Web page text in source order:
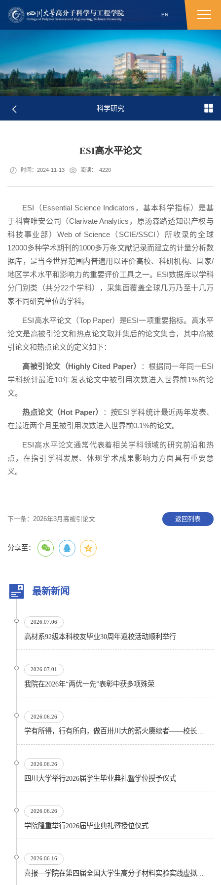
EN
科学研究
ESI高水平论文
时间：2024-11-13 阅读： 4220
ESI（Essential Science Indicators，基本科学指标）是基
于科睿唯安公司（Clarivate Analytics，原汤森路透知识产权与
科技事业部）Web of Science（SCIE/SSCI）所收录的全球
12000多种学术期刊的1000多万条文献记录而建立的计量分析数
据库，是当今世界范围内普遍用以评价高校、科研机构、国家/
地区学术水平和影响力的重要评价工具之一。ESI数据库以学科
分门别类（共分22个学科），采集面覆盖全球几万乃至十几万
家不同研究单位的学科。
ESI高水平论文（Top Paper）是ESI一项重要指标。高水平
论文是高被引论文和热点论文取并集后的论文集合，其中高被
引论文和热点论文的定义如下：
高被引论文（Highly Cited Paper）
：根据同一年同一ESI
学科统计最近10年发表论文中被引用次数进入世界前1%的论
文。
热点论文（Hot Paper）
：按ESI学科统计最近两年发表、
在最近两个月里被引用次数进入世界前0.1%的论文。
ESI高水平论文通常代表着相关学科领域的研究前沿和热
点，在指引学科发展、体现学术成果影响力方面具有重要意
义。
下一条： 2026年3月高被引论文 返回列表
分享至：
最新新闻
2026.07.06
高材系92级本科校友毕业30周年返校活动顺利举行
2026.07.01
我院在2026年“两优一先”表彰中获多项殊荣
2026.06.26
学有所得，行有所向，做百卅川大的薪火赓续者——校长汪劲松在四川大学2026届学生毕业典礼上的...
2026.06.26
四川大学举行2026届学生毕业典礼暨学位授予仪式
2026.06.26
​学院隆重举行2026届毕业典礼暨授位仪式
2026.06.16